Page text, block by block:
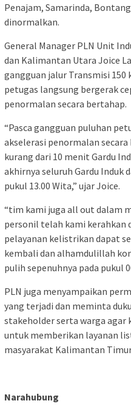
Penajam, Samarinda,
dinormalkan.
General Manager PLN Unit
dan Kalimantan Utara Joice
gangguan jalur Transmisi 150
petugas langsung bergerak
penormalan secara bertahap.
“Pasca gangguan puluhan
akselerasi penormalan
kurang dari 10 menit Gardu
akhirnya seluruh Gardu Induk
pukul 13.00 Wita,” ujar Joice.
“tim kami juga all out dalam
personil telah kami kerahkan
pelayanan kelistrikan dapat
kembali dan alhamdulillah
pulih sepenuhnya pada pukul
PLN juga menyampaikan
yang terjadi dan meminta
stakeholder serta warga agar
untuk memberikan layanan
masyarakat Kalimantan
Narahubung